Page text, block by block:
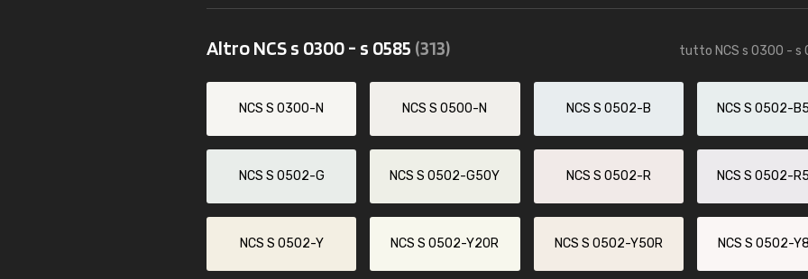
Altro NCS s 0300 - s 0585 (313) tutto NCS s 0300 - s
NCS S 0300-N NCS S 0500-N NCS S 0502-B NCS S 0502-
NCS S 0502-G NCS S 0502-G50Y NCS S 0502-R NCS S 0502-
NCS S 0502-Y NCS S 0502-Y20R NCS S 0502-Y50R NCS S 0502-